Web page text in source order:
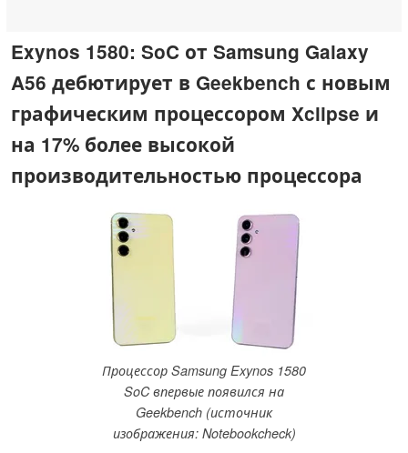
Exynos 1580: SoC от Samsung Galaxy
A56 дебютирует в Geekbench с новым
графическим процессором Xclipse и
на 17% более высокой
производительностью процессора
Процессор Samsung Exynos 1580
SoC впервые появился на
Geekbench (источник
изображения: Notebookcheck)